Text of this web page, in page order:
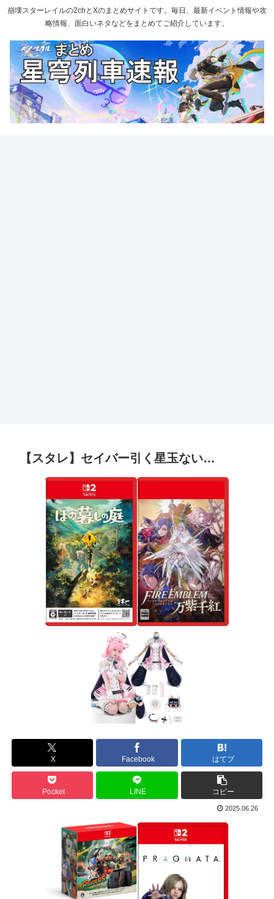
崩壊スターレイルの2chとXのまとめサイトです。毎日、最新イベント情報や攻
略情報、面白いネタなどをまとめてご紹介しています。
【スタレ】セイバー引く星玉ない…
X Facebook はてブ
Pocket LINE コピー
2025.06.26